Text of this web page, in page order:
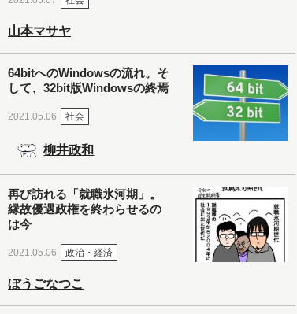
山本マサヤ
64bitへのWindowsの流れ。そ
して、32bit版Windowsの終焉
2021.05.06 社会
柳井政和
再び訪れる「就職氷河期」。
縁故優遇政権を終わらせるの
は今
2021.05.06 政治・経済
ぼうごなつこ